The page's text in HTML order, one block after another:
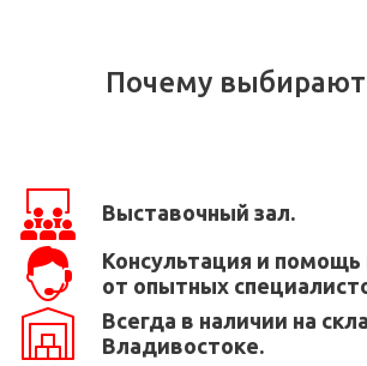
Почему выбирают
Выставочный зал.
Консультация и
от опытных
Всегда в наличии на
Владивостоке.